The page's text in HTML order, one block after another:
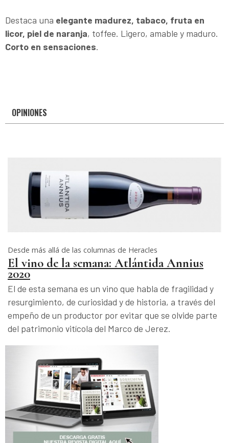
Destaca una elegante madurez, tabaco, fruta en
licor, piel de naranja, toffee. Ligero, amable y maduro.
Corto en sensaciones.
OPINIONES
Desde más allá de las columnas de Heracles
El vino de la semana: Atlántida Annius
2020
El de esta semana es un vino que habla de fragilidad y
resurgimiento, de curiosidad y de historia, a través del
empeño de un productor por evitar que se olvide parte
del patrimonio vitícola del Marco de Jerez.